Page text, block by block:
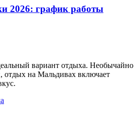
2026: график работы
вариант отдыха. Необычайно
отдых на Мальдивах включает